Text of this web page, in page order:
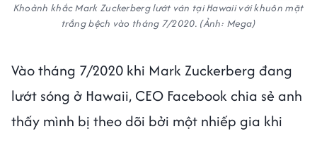
Khoảnh khắc Mark Zuckerberg lướt ván tại Hawaii với khuôn mặt
trắng bệch vào tháng 7/2020. (Ảnh: Mega)
Vào tháng 7/2020 khi Mark Zuckerberg đang
lướt sóng ở Hawaii, CEO Facebook chia sẻ anh
thấy mình bị theo dõi bởi một nhiếp gia khi